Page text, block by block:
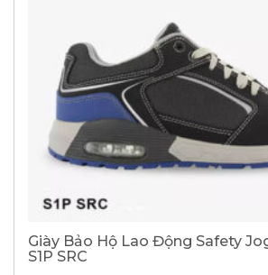
Giày Bảo Hộ Lao Động Safety
S1P SRC